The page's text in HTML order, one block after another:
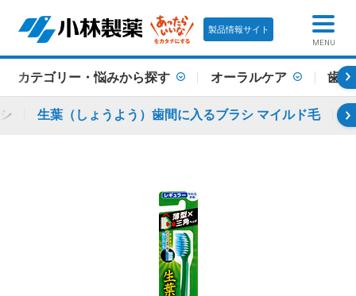
製品情報サイト
MENU
カテゴリー・悩みから探す オーラルケア 歯槽
生葉（しょうよう）歯間に入るブラシ マイルド毛